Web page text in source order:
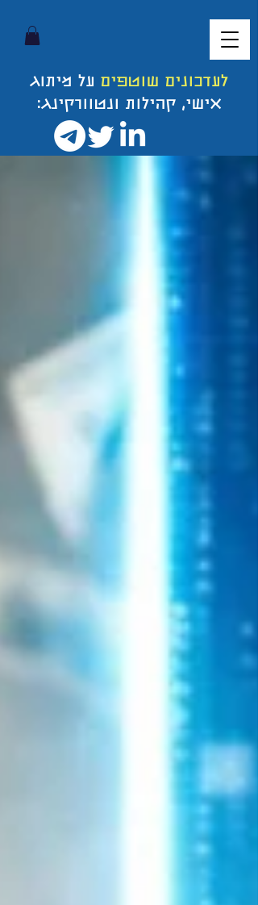
לעדכונים שוטפים על מיתוג
אישי, קהילות ונטוורקינג: